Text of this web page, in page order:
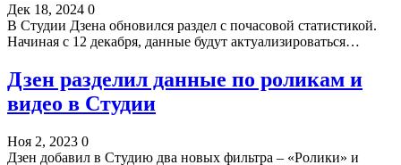
Дек 18, 2024 0
В Студии Дзена обновился раздел с почасовой статистикой.
Начиная с 12 декабря, данные будут актуализироваться…
Дзен разделил данные по роликам и
видео в Студии
Ноя 2, 2023 0
Дзен добавил в Студию два новых фильтра – «Ролики» и